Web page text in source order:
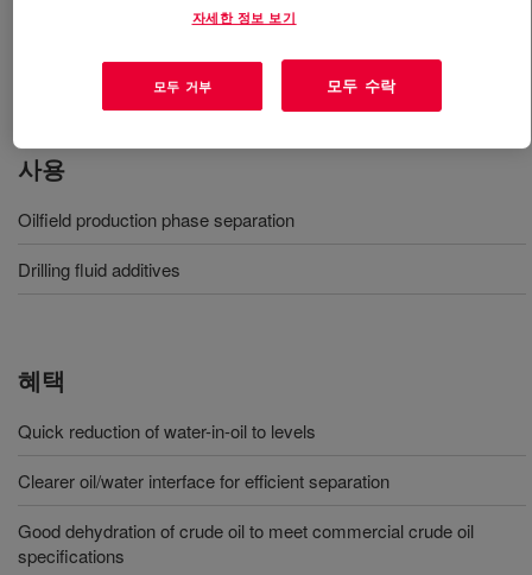
phases for easier separation and effectively remove
more water to get closer to commercial crude oil
사용
Oilfield production phase separation
Drilling fluid additives
혜택
Quick reduction of water-in-oil to levels
Clearer oil/water interface for efficient separation
Good dehydration of crude oil to meet commercial crude oil
specifications
자세한 정보 보기
모두 거부 모두 수락